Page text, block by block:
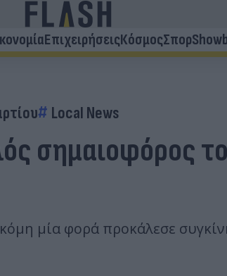
ΕπιχειρήσειςΚόσμοςΣπορ
Local News
σημαιοφόρος
μία φορά προκάλεσε